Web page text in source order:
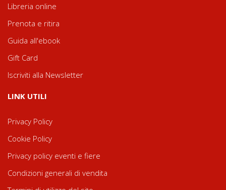
Libreria online
Prenota e ritira
Guida all'ebook
Gift Card
Iscriviti alla Newsletter
LINK UTILI
Privacy Policy
Cookie Policy
Privacy policy eventi e fiere
Condizioni generali di vendita